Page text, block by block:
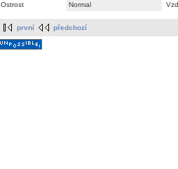
Ostrost
Normal
první předchozí